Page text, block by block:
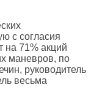
с согласия
на 71% акций
маневров, по
руководитель
весьма